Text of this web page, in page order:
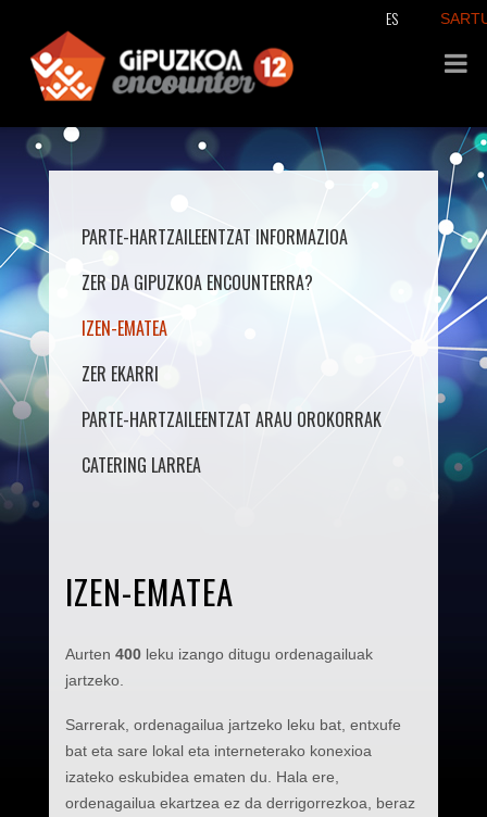
ES
PARTE-HARTZAILEENTZAT INFORMAZIOA
ZER DA GIPUZKOA ENCOUNTERRA?
IZEN-EMATEA
ZER EKARRI
PARTE-HARTZAILEENTZAT ARAU OROKORRAK
CATERING LARREA
IZEN-EMATEA
Aurten 400leku izango ditugu ordenagailuak
jartzeko.
Sarrerak, ordenagailua jartzeko leku bat, entxufe
bat eta sare lokal eta interneterako konexioa
izateko eskubidea ematen du. Hala ere,
ordenagailua ekartzea ez da derrigorrezkoa, beraz